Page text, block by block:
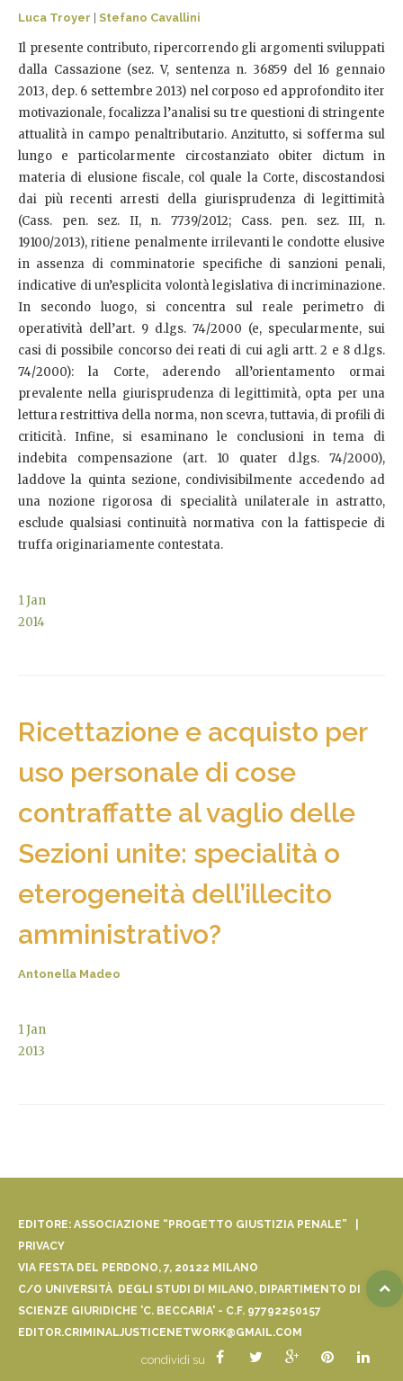
Luca Troyer Stefano Cavallini
Il presente contributo, ripercorrendo gli argomenti sviluppati
dalla Cassazione (sez. V, sentenza n. 36859 del 16 gennaio
2013, dep. 6 settembre 2013) nel corposo ed approfondito iter
motivazionale, focalizza l’analisi su tre questioni di stringente
attualità in campo penaltributario. Anzitutto, si sofferma sul
lungo e particolarmente circostanziato obiter dictum in
materia di elusione fiscale, col quale la Corte, discostandosi
dai più recenti arresti della giurisprudenza di legittimità
(Cass. pen. sez. II, n. 7739/2012; Cass. pen. sez. III, n.
19100/2013), ritiene penalmente irrilevanti le condotte elusive
in assenza di comminatorie specifiche di sanzioni penali,
indicative di un’esplicita volontà legislativa di incriminazione.
In secondo luogo, si concentra sul reale perimetro di
operatività dell’art. 9 d.lgs. 74/2000 (e, specularmente, sui
casi di possibile concorso dei reati di cui agli artt. 2 e 8 d.lgs.
74/2000): la Corte, aderendo all’orientamento ormai
prevalente nella giurisprudenza di legittimità, opta per una
lettura restrittiva della norma, non scevra, tuttavia, di profili di
criticità. Infine, si esaminano le conclusioni in tema di
indebita compensazione (art. 10 quater d.lgs. 74/2000),
laddove la quinta sezione, condivisibilmente accedendo ad
una nozione rigorosa di specialità unilaterale in astratto,
esclude qualsiasi continuità normativa con la fattispecie di
truffa originariamente contestata.
1Jan
2014
Ricettazione e acquisto per
uso personale di cose
contraffatte al vaglio delle
Sezioni unite: specialità o
eterogeneità dell’illecito
amministrativo?
Antonella Madeo
1Jan
2013
EDITORE: ASSOCIAZIONE “PROGETTO GIUSTIZIA PENALE” |
PRIVACY
VIA FESTA DEL PERDONO, 7, 20122 MILANO
C/O UNIVERSITÀ DEGLI STUDI DI MILANO, DIPARTIMENTO DI
SCIENZE GIURIDICHE 'C. BECCARIA' - C.F. 97792250157
EDITOR.CRIMINALJUSTICENETWORK@GMAIL.COM
condividi su